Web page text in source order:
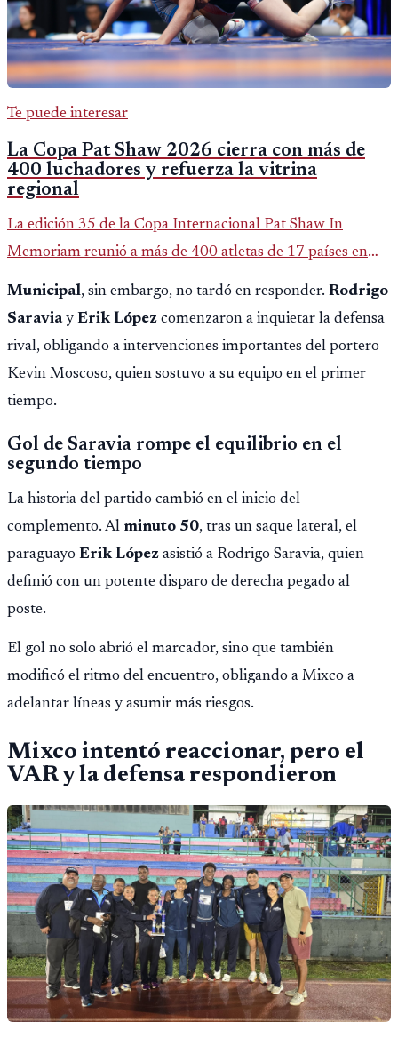
Te puede interesar
La Copa Pat Shaw 2026 cierra con más de
400 luchadores y refuerza la vitrina
regional
La edición 35 de la Copa Internacional Pat Shaw In
Memoriam reunió a más de 400 atletas de 17 países en
Guatemala y dejó una participación destacada de la
delegación nacional, según el balance oficial de CDAG.
Municipal, sin embargo, no tardó en responder. Rodrigo
Saraviay Erik López comenzaron a inquietar la defensa
rival, obligando a intervenciones importantes del portero
Kevin Moscoso, quien sostuvo a su equipo en el primer
tiempo.
Gol de Saravia rompe el equilibrio en el
segundo tiempo
La historia del partido cambió en el inicio del
complemento. Al minuto 50, tras un saque lateral, el
paraguayo Erik López asistió a Rodrigo Saravia, quien
definió con un potente disparo de derecha pegado al
poste.
El gol no solo abrió el marcador, sino que también
modificó el ritmo del encuentro, obligando a Mixco a
adelantar líneas y asumir más riesgos.
Mixco intentó reaccionar, pero el
VAR y la defensa respondieron